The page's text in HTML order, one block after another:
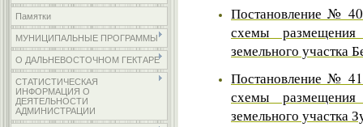
Памятки
МУНИЦИПАЛЬНЫЕ ПРОГРАММЫ
О ДАЛЬНЕВОСТОЧНОМ ГЕКТАРЕ
СТАТИСТИЧЕСКАЯ
ИНФОРМАЦИЯ О
ДЕЯТЕЛЬНОСТИ
АДМИНИСТРАЦИИ
Постановление №
схемы
земельного участка
Постановление №
схемы
земельного участка